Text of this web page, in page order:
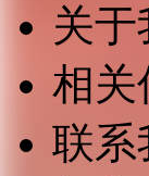
关于
相关
联系